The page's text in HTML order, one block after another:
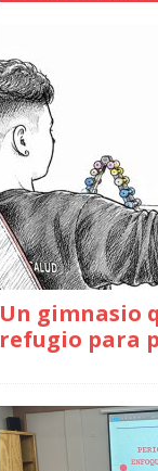
Un gimnasio
refugio para